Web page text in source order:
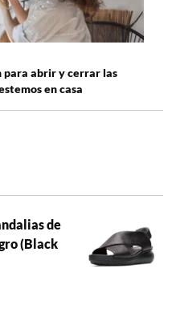
para abrir y cerrar las
en casa
de
(Black